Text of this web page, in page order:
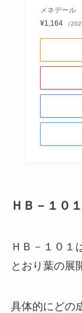
メネデール
¥1,164
（
ＨＢ－１０１
ＨＢ－１０１
とおり葉の展
具体的にどの